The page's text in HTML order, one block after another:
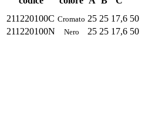
211220100C Cromato 25 25 17,6 50
211220100N
Nero 25 25 17,6 50